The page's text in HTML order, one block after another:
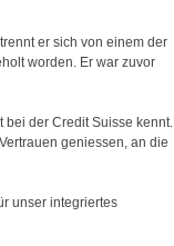
er sich von einem der
worden. Er war zuvor
bei der Credit Suisse kennt.
geniessen, an die
unser integriertes